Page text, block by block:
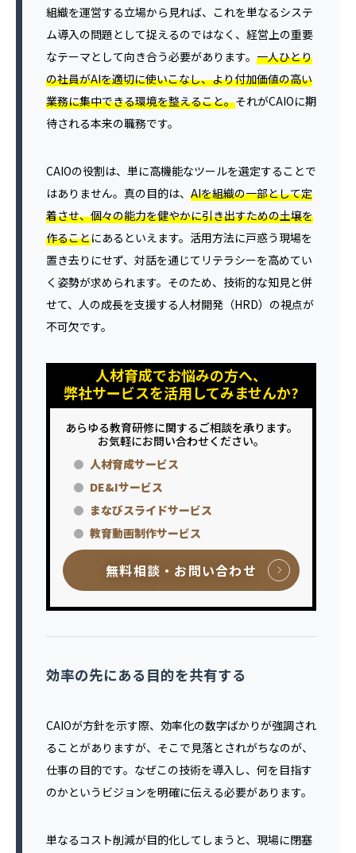
組織を運営する立場から見れば、これを単なるシステ
ム導入の問題として捉えるのではなく、経営上の重要
なテーマとして向き合う必要があります。 一人ひとり
の社員がAIを適切に使いこなし、より付加価値の高い
業務に集中できる環境を整えること。それがCAIOに期
待される本来の職務です。
CAIOの役割は、単に高機能なツールを選定することで
はありません。真の目的は、 AIを組織の一部として定
着させ、個々の能力を健やかに引き出すための土壌を
作ることにあるといえます。活用方法に戸惑う現場を
置き去りにせず、対話を通じてリテラシーを高めてい
く姿勢が求められます。そのため、技術的な知見と併
せて、人の成長を支援する人材開発（HRD）の視点が
不可欠です。
人材育成でお悩みの方へ、
弊社サービスを活用してみませんか?
あらゆる教育研修に関するご相談を承ります。
お気軽にお問い合わせください。
人材育成サービス
DE&Iサービス
まなびスライドサービス
教育動画制作サービス
無料相談・お問い合わせ
効率の先にある目的を共有する
CAIOが方針を示す際、効率化の数字ばかりが強調され
ることがありますが、そこで見落とされがちなのが、
仕事の目的です。なぜこの技術を導入し、何を目指す
のかというビジョンを明確に伝える必要があります。
単なるコスト削減が目的化してしまうと、現場に閉塞